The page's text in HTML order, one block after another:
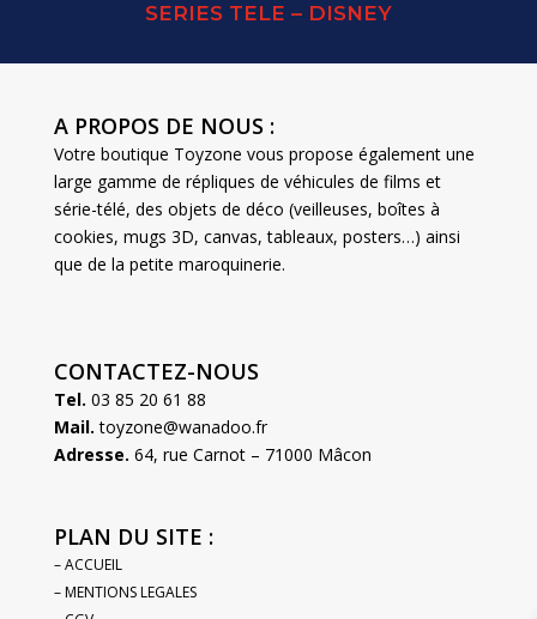
SERIES TELE – DISNEY
A PROPOS DE NOUS :
Votre boutique Toyzone vous propose également une
large gamme de répliques de véhicules de films et
série-télé, des objets de déco (veilleuses, boîtes à
cookies, mugs 3D, canvas, tableaux, posters…) ainsi
que de la petite maroquinerie.
CONTACTEZ-NOUS
Tel. 03 85 20 61 88
Mail. toyzone@wanadoo.fr
Adresse. 64, rue Carnot – 71000 Mâcon
PLAN DU SITE :
– ACCUEIL
– MENTIONS LEGALES